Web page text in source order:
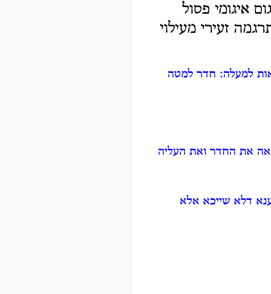
איגומי פסול
זעירי מעילוי
למעלה: חדר למטה
את החדר ואת העליה
דלא שייכא אלא